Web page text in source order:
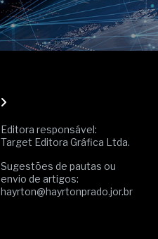
Editora responsável:
Target Editora Gráfica Ltda.
Sugestões de pautas ou
envio de artigos:
hayrton@hayrtonprado.jor.br